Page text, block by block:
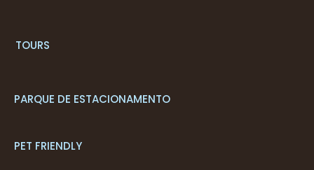
TOURS
PARQUE DE ESTACIONAMENTO
PET FRIENDLY